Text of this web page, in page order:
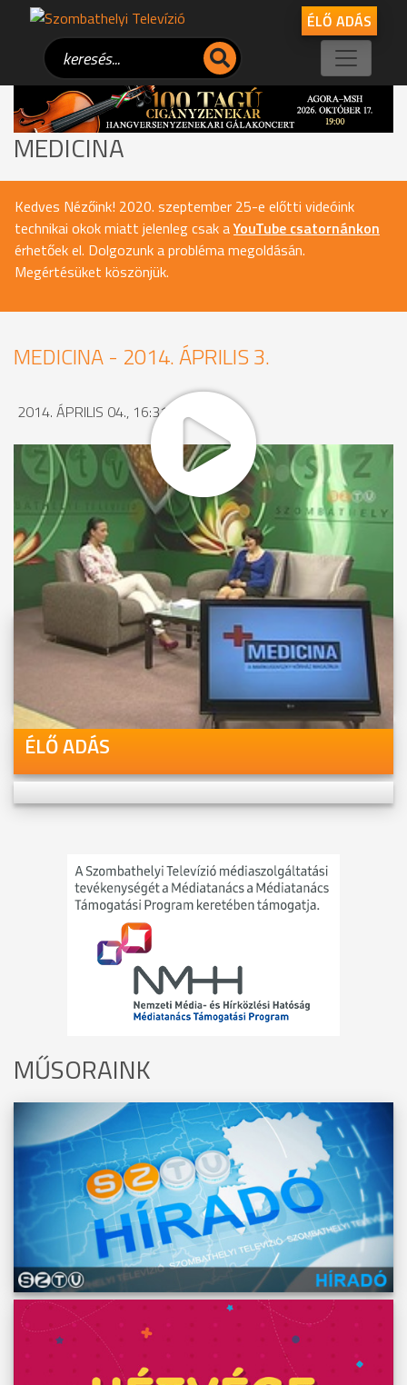
ÉLŐ ADÁS
MEDICINA
Kedves Nézőink! 2020. szeptember 25-e előtti videóink
technikai okok miatt jelenleg csak aYouTube csatornánkon
érhetőek el. Dolgozunk a probléma megoldásán.
Megértésüket köszönjük.
MEDICINA - 2014. ÁPRILIS 3.
2014. ÁPRILIS 04., 16:31
MEGOSZTÁS
Videóink megtekinthetőek
Youtube-csatornánkon is!
ÉLŐ ADÁS
MŰSORAINK